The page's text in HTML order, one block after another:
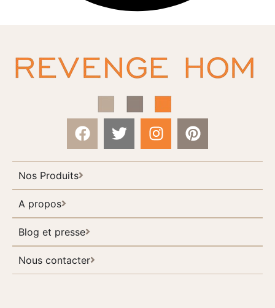
Nos Produits
A propos
Blog et presse
Nous contacter